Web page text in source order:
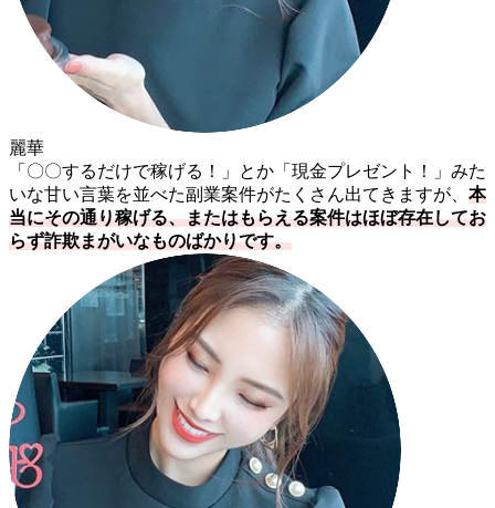
麗華
「〇〇するだけで稼げる！」とか「現金プレゼント！」みた
いな甘い言葉を並べた副業案件がたくさん出てきますが、 本
当にその通り稼げる、またはもらえる案件はほぼ存在してお
らず詐欺まがいなものばかりです。